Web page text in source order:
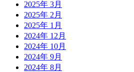
2025年 3月
2025年 2月
2025年 1月
2024年 12月
2024年 10月
2024年 9月
2024年 8月